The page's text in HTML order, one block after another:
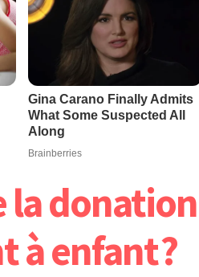
donation
à enfant ?